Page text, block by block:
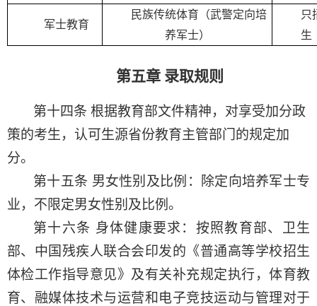
军士教育
民族传统体育（武警定向培
养军士）
只
生
第五章 录取规则
第十四条 根据教育部文件精神，对享受加分政
策的考生，认可生源省份教育主管部门的规定加
分。
第十五条 男女性别及比例：除定向培养军士专
业，不限定男女性别及比例。
第十六条 身体健康要求：按照教育部、卫生
部、中国残疾人联合会印发的《普通高等学校招生
体检工作指导意见》及有关补充规定执行，体育教
育、融媒体技术与运营和电子竞技运动与管理对于